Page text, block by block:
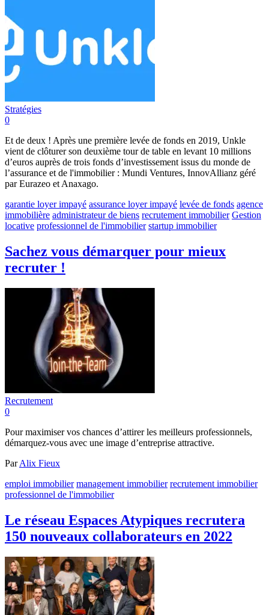
Stratégies
0
Et de deux ! Après une première levée de fonds en 2019, Unkle
vient de clôturer son deuxième tour de table en levant 10 millions
d’euros auprès de trois fonds d’investissement issus du monde de
l’assurance et de l'immobilier : Mundi Ventures, InnovAllianz géré
par Eurazeo et Anaxago.
garantie loyer impayé assurance loyer impayé levée de fonds agence
immobilière administrateur de biens recrutement immobilier Gestion
locative professionnel de l'immobilier startup immobilier
Sachez vous démarquer pour mieux
recruter !
Recrutement
0
Pour maximiser vos chances d’attirer les meilleurs professionnels,
démarquez-vous avec une image d’entreprise attractive.
ParAlix Fieux
emploi immobilier management immobilier recrutement immobilier
professionnel de l'immobilier
Le réseau Espaces Atypiques recrutera
150 nouveaux collaborateurs en 2022